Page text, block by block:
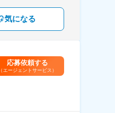
気になる
応募依頼する
（エージェントサービス）